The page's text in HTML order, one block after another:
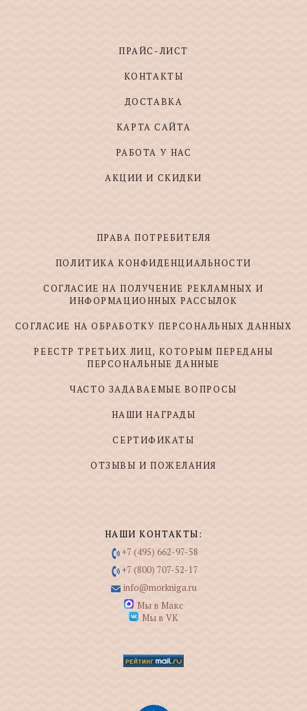
ПРАЙС-ЛИСТ
КОНТАКТЫ
ДОСТАВКА
КАРТА САЙТА
РАБОТА У НАС
АКЦИИ И СКИДКИ
ПРАВА ПОТРЕБИТЕЛЯ
ПОЛИТИКА КОНФИДЕНЦИАЛЬНОСТИ
СОГЛАСИЕ НА ПОЛУЧЕНИЕ РЕКЛАМНЫХ И
ИНФОРМАЦИОННЫХ РАССЫЛОК
СОГЛАСИЕ НА ОБРАБОТКУ ПЕРСОНАЛЬНЫХ ДАННЫХ
РЕЕСТР ТРЕТЬИХ ЛИЦ, КОТОРЫМ ПЕРЕДАНЫ
ПЕРСОНАЛЬНЫЕ ДАННЫЕ
ЧАСТО ЗАДАВАЕМЫЕ ВОПРОСЫ
НАШИ НАГРАДЫ
СЕРТИФИКАТЫ
ОТЗЫВЫ И ПОЖЕЛАНИЯ
НАШИ КОНТАКТЫ:
+7 (495) 662-97-58
+7 (800) 707-52-17
info@morkniga.ru
Мы в Макс
Мы в VK